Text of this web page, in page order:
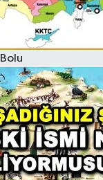
Bolu